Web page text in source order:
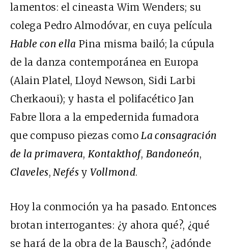
lamentos: el cineasta Wim Wenders; su
colega Pedro Almodóvar, en cuya película
Hable con ella Pina misma bailó; la cúpula
de la danza contemporánea en Europa
(Alain Platel, Lloyd Newson, Sidi Larbi
Cherkaoui); y hasta el polifacético Jan
Fabre llora a la empedernida fumadora
que compuso piezas comoLa consagración
de la primavera, Kontakthof, Bandoneón,
Claveles, Nefés yVollmond.
Hoy la conmoción ya ha pasado. Entonces
brotan interrogantes: ¿y ahora qué?, ¿qué
se hará de la obra de la Bausch?, ¿adónde